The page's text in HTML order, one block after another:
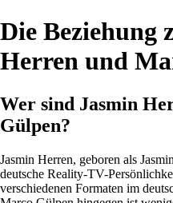
Die Beziehung
Herren und
Wer sind Jasmin
Gülpen?
Jasmin Herren, geboren als
deutsche Reality-TV-
verschiedenen Formaten im